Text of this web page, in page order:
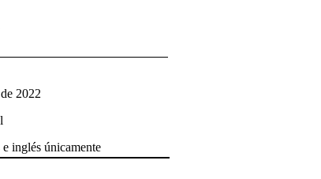
2022
inglés únicamente